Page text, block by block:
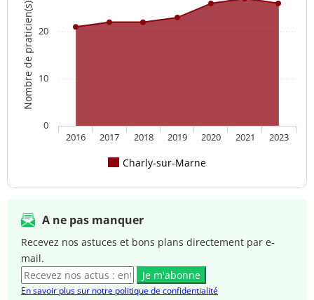
Nombre de praticien(s)
Charly-sur-Marne
2016 2017 2018 2019 2020 2021 2023
0
10
20
A ne pas manquer
Recevez nos astuces et bons plans directement par e-
mail.
Je m'abonne
En savoir plus sur notre politique de confidentialité